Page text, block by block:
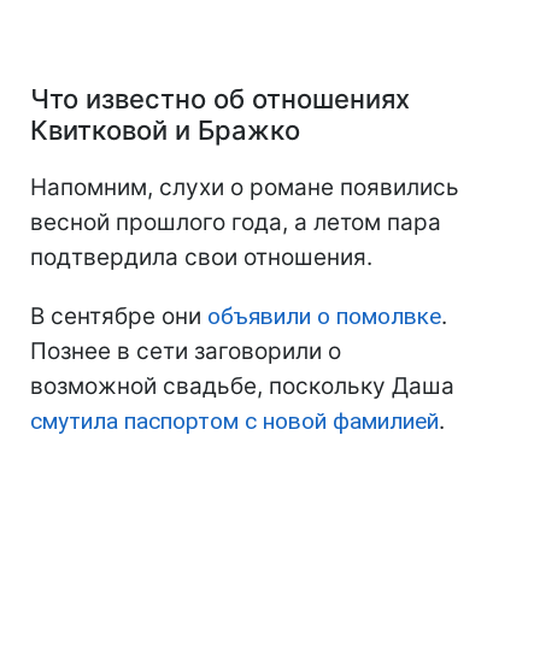
Что известно об отношениях
Квитковой и Бражко
Напомним, слухи о романе появились
весной прошлого года, а летом пара
подтвердила свои отношения.
В сентябре они объявили о помолвке.
Познее в сети заговорили о
возможной свадьбе, поскольку Даша
смутила паспортом с новой фамилией.